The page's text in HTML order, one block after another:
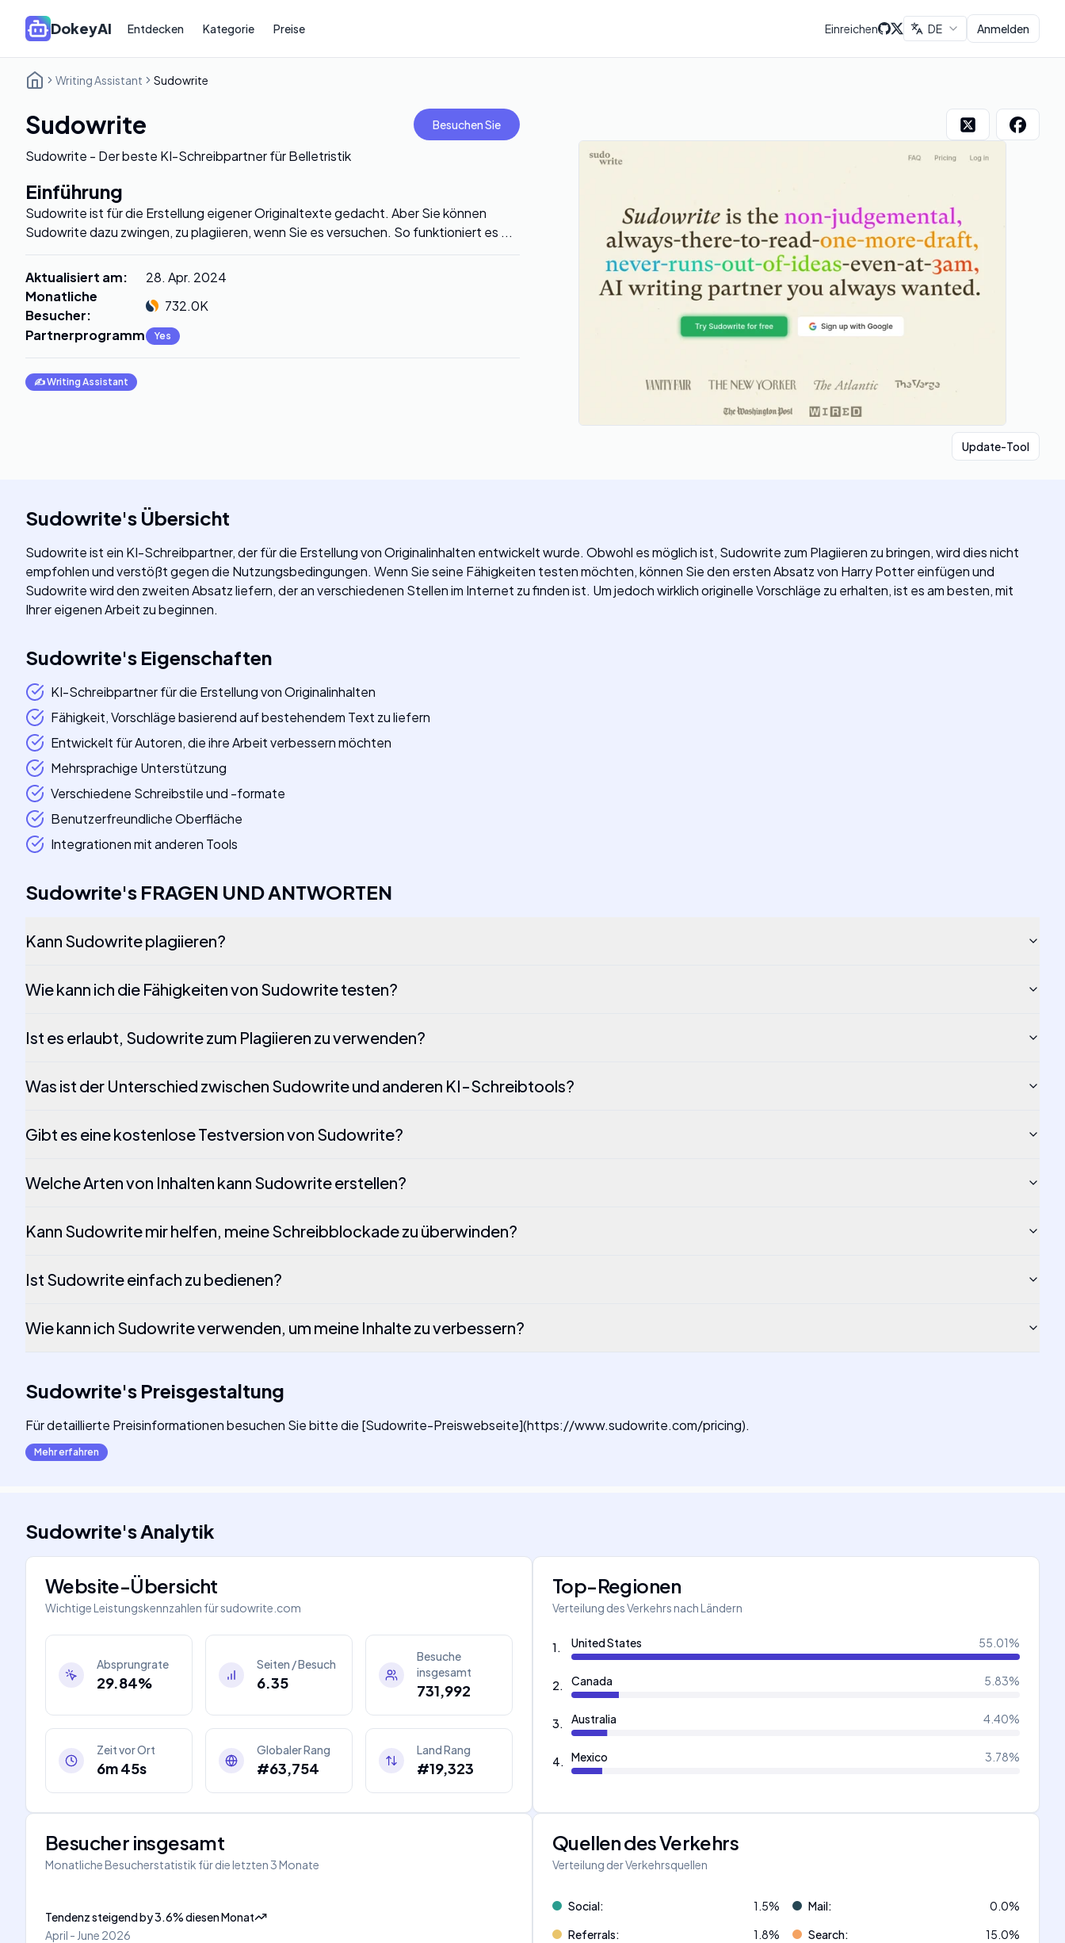
DokeyAI Entdecken Kategorie Preise Einreichen DE Anmelden
Writing Assistant Sudowrite
Sudowrite Besuchen Sie
Sudowrite - Der beste KI-Schreibpartner für Belletristik
Einführung
Sudowrite ist für die Erstellung eigener Originaltexte gedacht. Aber Sie können
Sudowrite dazu zwingen, zu plagiieren, wenn Sie es versuchen. So funktioniert es ...
Aktualisiert am:
28. Apr. 2024
Monatliche
Besucher:
732.0K
Partnerprogramm: Yes
✍️Writing Assistant
Update-Tool
Sudowrite's Übersicht
Sudowrite ist ein KI-Schreibpartner, der für die Erstellung von Originalinhalten entwickelt wurde. Obwohl es möglich ist, Sudowrite zum Plagiieren zu bringen, wird dies nicht
empfohlen und verstößt gegen die Nutzungsbedingungen. Wenn Sie seine Fähigkeiten testen möchten, können Sie den ersten Absatz von Harry Potter einfügen und
Sudowrite wird den zweiten Absatz liefern, der an verschiedenen Stellen im Internet zu finden ist. Um jedoch wirklich originelle Vorschläge zu erhalten, ist es am besten, mit
Ihrer eigenen Arbeit zu beginnen.
Sudowrite's Eigenschaften
KI-Schreibpartner für die Erstellung von Originalinhalten
Fähigkeit, Vorschläge basierend auf bestehendem Text zu liefern
Entwickelt für Autoren, die ihre Arbeit verbessern möchten
Mehrsprachige Unterstützung
Verschiedene Schreibstile und -formate
Benutzerfreundliche Oberfläche
Integrationen mit anderen Tools
Sudowrite's FRAGEN UND ANTWORTEN
Kann Sudowrite plagiieren?
Wie kann ich die Fähigkeiten von Sudowrite testen?
Ist es erlaubt, Sudowrite zum Plagiieren zu verwenden?
Was ist der Unterschied zwischen Sudowrite und anderen KI-Schreibtools?
Gibt es eine kostenlose Testversion von Sudowrite?
Welche Arten von Inhalten kann Sudowrite erstellen?
Kann Sudowrite mir helfen, meine Schreibblockade zu überwinden?
Ist Sudowrite einfach zu bedienen?
Wie kann ich Sudowrite verwenden, um meine Inhalte zu verbessern?
Sudowrite's Preisgestaltung
Für detaillierte Preisinformationen besuchen Sie bitte die [Sudowrite-Preiswebseite](https://www.sudowrite.com/pricing).
Mehr erfahren
Sudowrite'sAnalytik
Website-Übersicht
Wichtige Leistungskennzahlen fürsudowrite.com
Absprungrate
29.84%
Seiten / Besuch
6.35
Besuche
insgesamt
731,992
Zeit vor Ort
6m 45s
Globaler Rang
#63,754
Land Rang
#19,323
Top-Regionen
Verteilung des Verkehrs nach Ländern
1. United States 55.01%
2. Canada 5.83%
3. Australia 4.40%
4. Mexico 3.78%
Besucher insgesamt
Monatliche Besucherstatistik für die letzten 3 Monate
Tendenz steigendby3.6%diesen Monat
April - June 2026
Quellen des Verkehrs
Verteilung der Verkehrsquellen
Social: 1.5% Mail: 0.0%
Referrals: 1.8% Search: 15.0%